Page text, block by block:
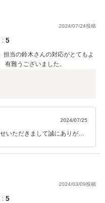
も整っておりますので今後と
2024/07/24投稿
: 5
担当の鈴木さんの対応がとてもよ
有難うございました。
2024/07/25
いただきまして誠にありがと
す。納車後のサポート体制も
しくお願い致します。
2024/03/09投稿
: 5